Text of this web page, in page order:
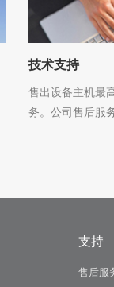
技术支持
售出设备主机最
务。公司售后服
支持
售后服